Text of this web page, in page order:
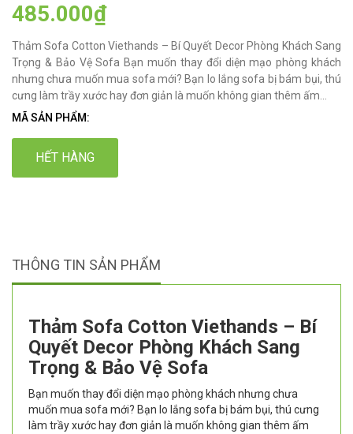
485.000₫
Thảm Sofa Cotton Viethands – Bí Quyết Decor Phòng Khách Sang
Trọng & Bảo Vệ Sofa Bạn muốn thay đổi diện mạo phòng khách
nhưng chưa muốn mua sofa mới? Bạn lo lắng sofa bị bám bụi, thú
cưng làm trầy xước hay đơn giản là muốn không gian thêm ấm...
MÃ SẢN PHẨM:
HẾT HÀNG
THÔNG TIN SẢN PHẨM
Thảm Sofa Cotton Viethands – Bí
Quyết Decor Phòng Khách Sang
Trọng & Bảo Vệ Sofa
Bạn muốn thay đổi diện mạo phòng khách nhưng chưa
muốn mua sofa mới? Bạn lo lắng sofa bị bám bụi, thú cưng
làm trầy xước hay đơn giản là muốn không gian thêm ấm